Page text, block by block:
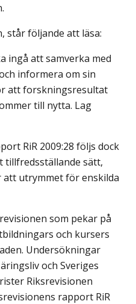
står följande att läsa:
ingå att samverka med
informera om sin
att forskningsresultat
till nytta. Lag
RiR 2009:28 följs dock
tillfredsställande sätt,
att utrymmet för enskilda
som pekar på
och kursers
Undersökningar
och Sveriges
Riksrevisionen
rapport RiR